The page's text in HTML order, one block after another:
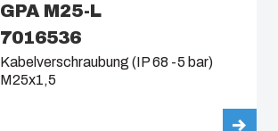
GPA M25-L
7016536
Kabelverschraubung (IP 68 -5 bar)
M25x1,5